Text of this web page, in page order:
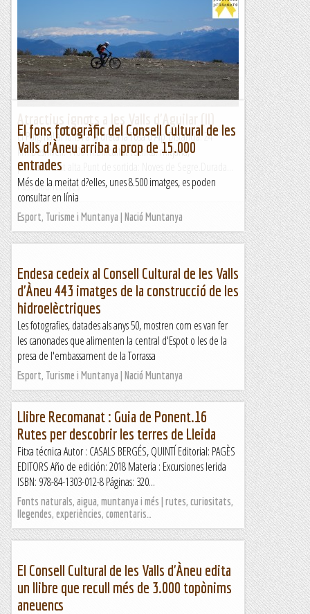
ens acompanya de totes maneres decidim provar sort. Quan
sortim de casa comença a ploure, però sembla que seran
unes...
Manel&Ita
El Puigmal al fons i a la dreta la Tosa d'Alp Distància: 24
km.Desnivell: 1100 m.Dificultat tècnica: mitjana,
puntualment alta.Punt de sortida: Noves de Segre.Durada...
Passamuntanyes
El fons fotogràfic del Consell Cultural de les
Valls d'Àneu arriba a prop de 15.000
entrades
Més de la meitat d?elles, unes 8.500 imatges, es poden
consultar en línia
Esport, Turisme i Muntanya | Nació Muntanya
Endesa cedeix al Consell Cultural de les Valls
d'Àneu 443 imatges de la construcció de les
hidroelèctriques
Les fotografies, datades als anys 50, mostren com es van fer
les canonades que alimenten la central d'Espot o les de la
presa de l'embassament de la Torrassa
Esport, Turisme i Muntanya | Nació Muntanya
Llibre Recomanat : Guia de Ponent.16
Rutes per descobrir les terres de Lleida
Fitxa técnica Autor : CASALS BERGÉS, QUINTÍ Editorial: PAGÈS
EDITORS Año de edición: 2018 Materia : Excursiones lerida
ISBN: 978-84-1303-012-8 Páginas: 320...
Fonts naturals, aigua, muntanya i més | rutes, curiositats,
llegendes, experiències, comentaris…
El Consell Cultural de les Valls d'Àneu edita
un llibre que recull més de 3.000 topònims
aneuencs